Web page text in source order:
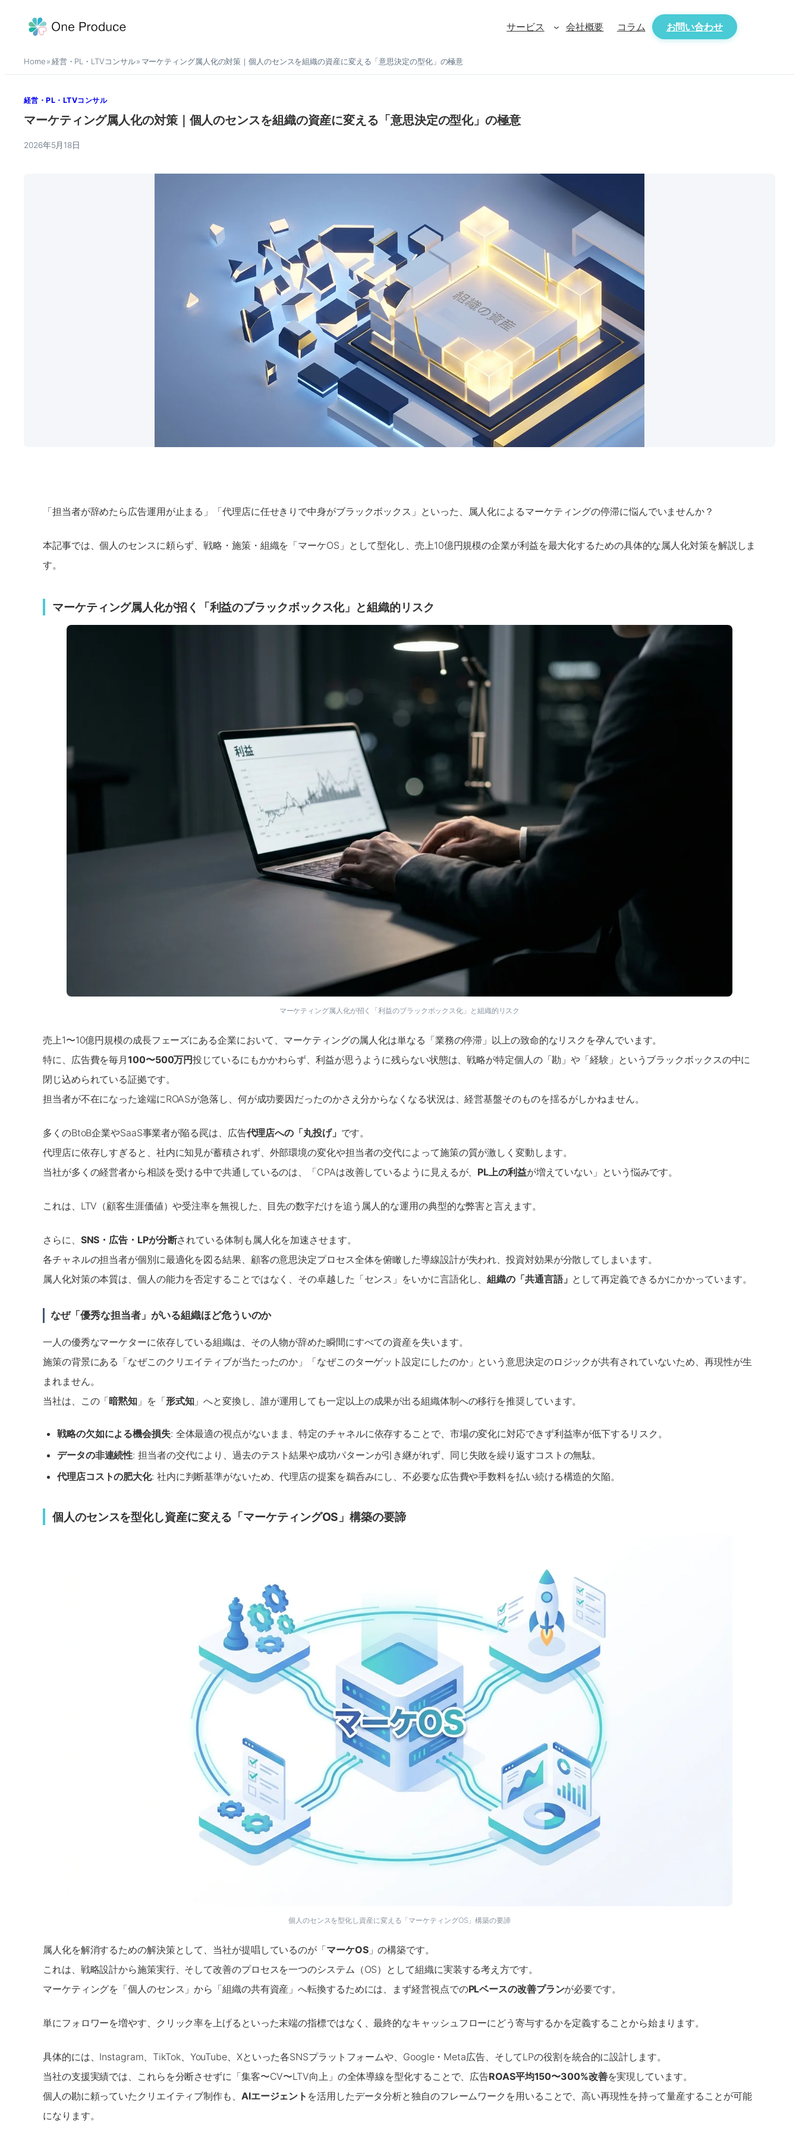
サービス 会社概要 コラム お問い合わせ
Home » 経営・PL・LTVコンサル» マーケティング属人化の対策｜個人のセンスを組織の資産に変える「意思決定の型化」の極意
経営・PL・LTVコンサル
マーケティング属人化の対策｜個人のセンスを組織の資産に変える「意思決定の型化」の極意
2026年5月18日
「担当者が辞めたら広告運用が止まる」「代理店に任せきりで中身がブラックボックス」といった、属人化によるマーケティングの停滞に悩んでいませんか？
本記事では、個人のセンスに頼らず、戦略・施策・組織を「マーケOS」として型化し、売上10億円規模の企業が利益を最大化するための具体的な属人化対策を解説しま
す。
マーケティング属人化が招く「利益のブラックボックス化」と組織的リスク
マーケティング属人化が招く「利益のブラックボックス化」と組織的リスク
売上1〜10億円規模の成長フェーズにある企業において、マーケティングの属人化は単なる「業務の停滞」以上の致命的なリスクを孕んでいます。
特に、広告費を毎月100〜500万円投じているにもかかわらず、利益が思うように残らない状態は、戦略が特定個人の「勘」や「経験」というブラックボックスの中に
閉じ込められている証拠です。
担当者が不在になった途端にROASが急落し、何が成功要因だったのかさえ分からなくなる状況は、経営基盤そのものを揺るがしかねません。
多くのBtoB企業やSaaS事業者が陥る罠は、広告代理店への「丸投げ」 です。
代理店に依存しすぎると、社内に知見が蓄積されず、外部環境の変化や担当者の交代によって施策の質が激しく変動します。
当社が多くの経営者から相談を受ける中で共通しているのは、「CPAは改善しているように見えるが、 PL上の利益が増えていない」という悩みです。
これは、LTV（顧客生涯価値）や受注率を無視した、目先の数字だけを追う属人的な運用の典型的な弊害と言えます。
さらに、 SNS・広告・LPが分断されている体制も属人化を加速させます。
各チャネルの担当者が個別に最適化を図る結果、顧客の意思決定プロセス全体を俯瞰した導線設計が失われ、投資対効果が分散してしまいます。
属人化対策の本質は、個人の能力を否定することではなく、その卓越した「センス」をいかに言語化し、組織の「共通言語」 として再定義できるかにかかっています。
なぜ「優秀な担当者」がいる組織ほど危ういのか
一人の優秀なマーケターに依存している組織は、その人物が辞めた瞬間にすべての資産を失います。
施策の背景にある「なぜこのクリエイティブが当たったのか」「なぜこのターゲット設定にしたのか」という意思決定のロジックが共有されていないため、再現性が生
まれません。
当社は、この「暗黙知 」を「形式知」へと変換し、誰が運用しても一定以上の成果が出る組織体制への移行を推奨しています。
戦略の欠如による機会損失: 全体最適の視点がないまま、特定のチャネルに依存することで、市場の変化に対応できず利益率が低下するリスク。
データの非連続性: 担当者の交代により、過去のテスト結果や成功パターンが引き継がれず、同じ失敗を繰り返すコストの無駄。
代理店コストの肥大化: 社内に判断基準がないため、代理店の提案を鵜呑みにし、不必要な広告費や手数料を払い続ける構造的欠陥。
個人のセンスを型化し資産に変える「マーケティングOS」構築の要諦
個人のセンスを型化し資産に変える「マーケティングOS」構築の要諦
属人化を解消するための解決策として、当社が提唱しているのが「マーケOS」の構築です。
これは、戦略設計から施策実行、そして改善のプロセスを一つのシステム（OS）として組織に実装する考え方です。
マーケティングを「個人のセンス」から「組織の共有資産」へ転換するためには、まず経営視点でのPLベースの改善プランが必要です。
単にフォロワーを増やす、クリック率を上げるといった末端の指標ではなく、最終的なキャッシュフローにどう寄与するかを定義することから始まります。
具体的には、Instagram、TikTok、YouTube、Xといった各SNSプラットフォームや、Google・Meta広告、そしてLPの役割を統合的に設計します。
当社の支援実績では、これらを分断させずに「集客〜CV〜LTV向上」の全体導線を型化することで、広告ROAS平均150〜300%改善を実現しています。
個人の勘に頼っていたクリエイティブ制作も、 AIエージェント を活用したデータ分析と独自のフレームワークを用いることで、高い再現性を持って量産することが可能
になります。